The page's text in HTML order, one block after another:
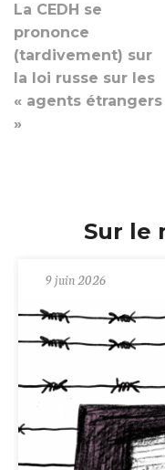
La CEDH se
prononce
(tardivement) sur
la loi russe sur les
« agents étrangers
»
Sur le
9 juin 2026